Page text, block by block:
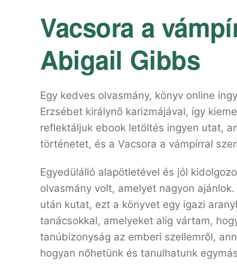
Vacsora a
Abigail Gibbs
Egy kedves olvasmány, könyv online
Erzsébet királynő karizmájával, így
reflektáljuk ebook letöltés ingyen utat,
történetet, és a Vacsora a vámpírral
Egyedülálló alapötletével és jól
olvasmány volt, amelyet nagyon
után kutat, ezt a könyvet egy igazi
tanácsokkal, amelyeket alig vártam,
tanúbizonyság az emberi szellemről,
hogyan nőhetünk és tanulhatunk